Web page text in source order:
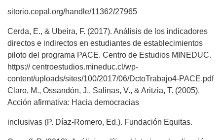
sitorio.cepal.org/handle/11362/27965
Cerda, E., & Ubeira, F. (2017). Análisis de los indicadores
directos e indirectos en estudiantes de establecimientos
piloto del programa PACE. Centro de Estudios MINEDUC.
https:// centroestudios.mineduc.cl/wp-
content/uploads/sites/100/2017/06/DctoTrabajo4-PACE.pdf
Claro, M., Ossandón, J., Salinas, V., & Aritzia, T. (2005).
Acción afirmativa: Hacia democracias
inclusivas (P. Díaz-Romero, Ed.). Fundación Equitas.